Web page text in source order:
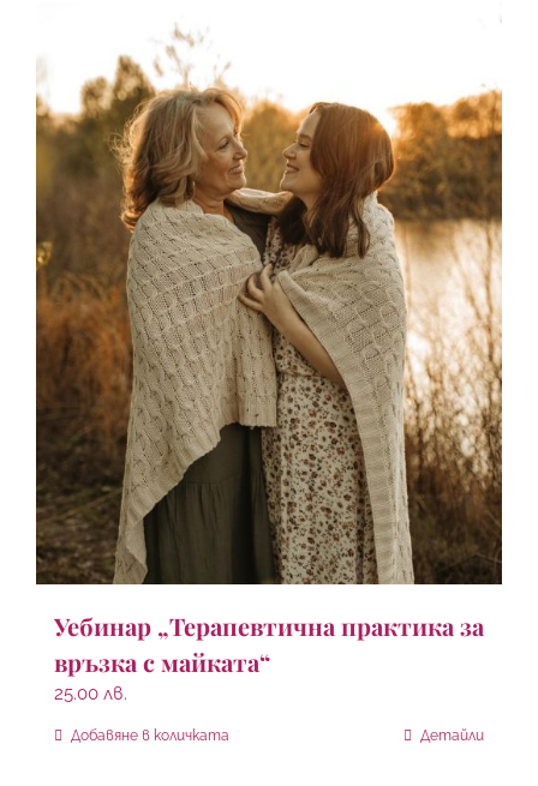
Уебинар „Терапевтична практика за
връзка с майката“
25.00 лв.
Добавяне в количката Детайли